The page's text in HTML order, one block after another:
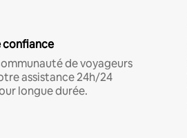
confiance
de voyageurs
assistance 24h/24
longue durée.